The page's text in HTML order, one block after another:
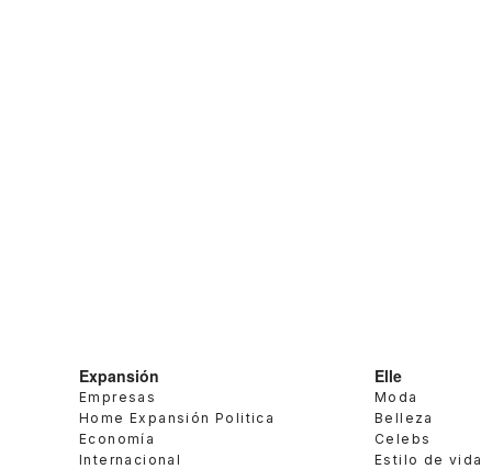
Expansión
Empresas
Home Expansión Politica
Economía
Internacional
Elle
Moda
Belleza
Celebs
Estilo de vida